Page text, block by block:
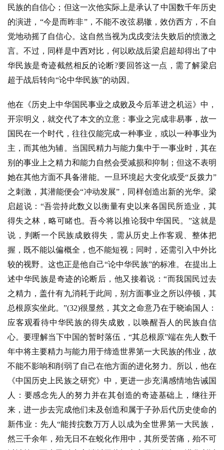
民族的自信心；但这一次他实际上是承认了中国数千年历史
的演进，“今是而昨非”，不能不改弦易辙，效仿西方，不自
觉地动摇了自信心。这自然当视为戊戌变法失败后的愤激之
言。不过，同样是中西对比，何以欧战后梁启超却得出了中
华民族是奇迹截然相反的论断?要回答这一点，需了解梁启
超于战后转向“论中华民族”的动因。
他在《历史上中华国民事业之成败及今后革进之机运》中，
开宗明义，就交代了本文的立意：事业之完成非易事，故一
国民在一个时代，往往仅能完成一种事业，或以一种事业为
主，而其他为辅。当国民精力与能力集中于一事业时，其在
别的事业上之精力和能力自然会受减损和抑制；但这不表明
她在其他方面不具备潜能。一旦环境起大变化或受“反拨力”
之刺激，其潜能便会“冲动发展”，同样创造出新的光华。梁
启超说：“吾尝持此数义以衡量有史以来各国民所造业，其
得失之林，略可睹也。吾今将以推论我中华国民。”这就是
说，判断一个民族成败得失，需从历史上作客观、整体把
握，既不能以偏概全，也不能短视；同时，还需引入中外比
较的视野。这也正是他自己“论中华民族”的标准。在提出上
述中华民族是奇迹的论断后，他又接着说：“而我国民过去
之精力，盖什有九消耗于此间，别方面事业之所以停顿，其
总根原实坐此。”(32)很显然，其文之命意乃在于晓谕国人：
应客观看待中华民族的得失成败，以唤醒吾人的民族自信
心。要理解当下中国的暂时落伍，“其总根原”端在先人数千
年中将主要精力与能力用于缔造世界第一大民族的伟业，故
不能不影响和削弱了自己在他方面的进化努力。所以，他在
《中国历史上民族之研究》中，更进一步充满感情地告诫国
人：要感念先人的努力并在其创造的奇迹基础上，继往开
来，进一步去完成他们未及创造和属于子孙后代历史使命的
新伟业：先人“能抟捖数万万人以成为全世界第一大民族，
然三千余年，殆无日不在蜕化作用中，其所受苦痛，殆不可